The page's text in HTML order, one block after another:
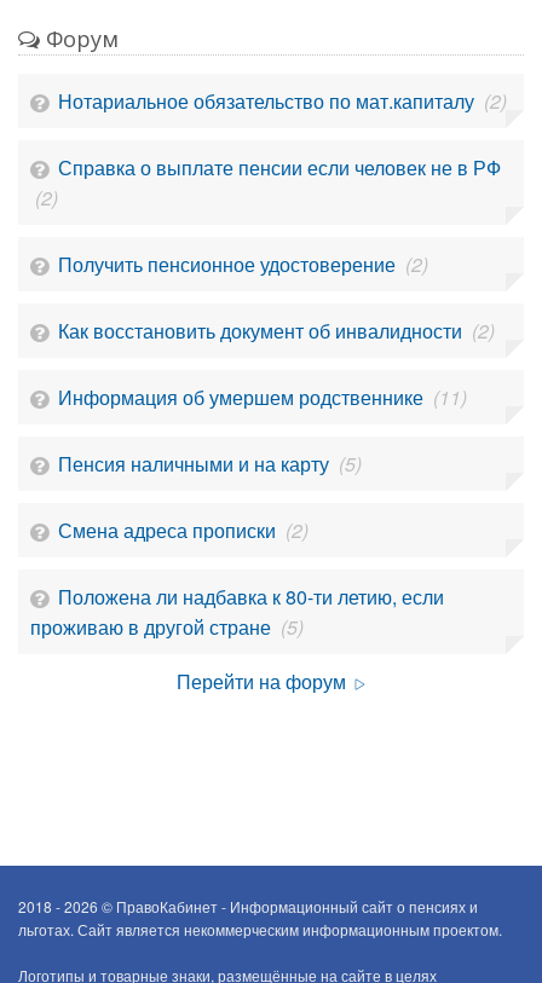
Форум
Нотариальное обязательство по мат.капиталу (2)
Справка о выплате пенсии если человек не в РФ
(2)
Получить пенсионное удостоверение (2)
Как восстановить документ об инвалидности (2)
Информация об умершем родственнике (11)
Пенсия наличными и на карту (5)
Смена адреса прописки (2)
Положена ли надбавка к 80-ти летию, если
проживаю в другой стране (5)
Перейти на форум
2018 - 2026 © ПравоКабинет - Информационный сайт о пенсиях и
льготах. Сайт является некоммерческим информационным проектом.
Логотипы и товарные знаки, размещённые на сайте в целях